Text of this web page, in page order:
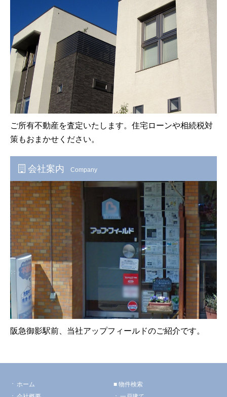
ご所有不動産を査定いたします。住宅ローンや相続税対
策もおまかせください。
会社案内 Company
阪急御影駅前、当社アップフィールドのご紹介です。
ホーム
物件検索